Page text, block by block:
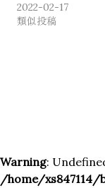
2022-02-17
類似投稿
Warning:
/home/